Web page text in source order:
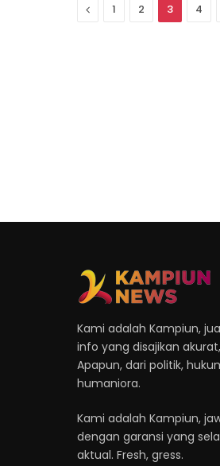
Previous
1 2 3 4
Kami adalah Kampiun,
info yang disajikan
Apapun, dari politik,
humaniora.
Kami adalah Kampiun,
dengan garansi yang
aktual. Fresh, gress.